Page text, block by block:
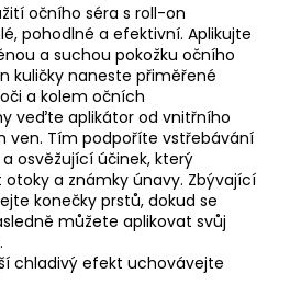
očního séra s roll-on
pohodlné a efektivní. Aplikujte
a suchou pokožku očního
kuličky naneste přiměřené
a kolem očních
veďte aplikátor od vnitřního
ven. Tím podpoříte vstřebávání
osvěžující účinek, který
a známky únavy. Zbývající
konečky prstů, dokud se
můžete aplikovat svůj
chladivý efekt uchovávejte